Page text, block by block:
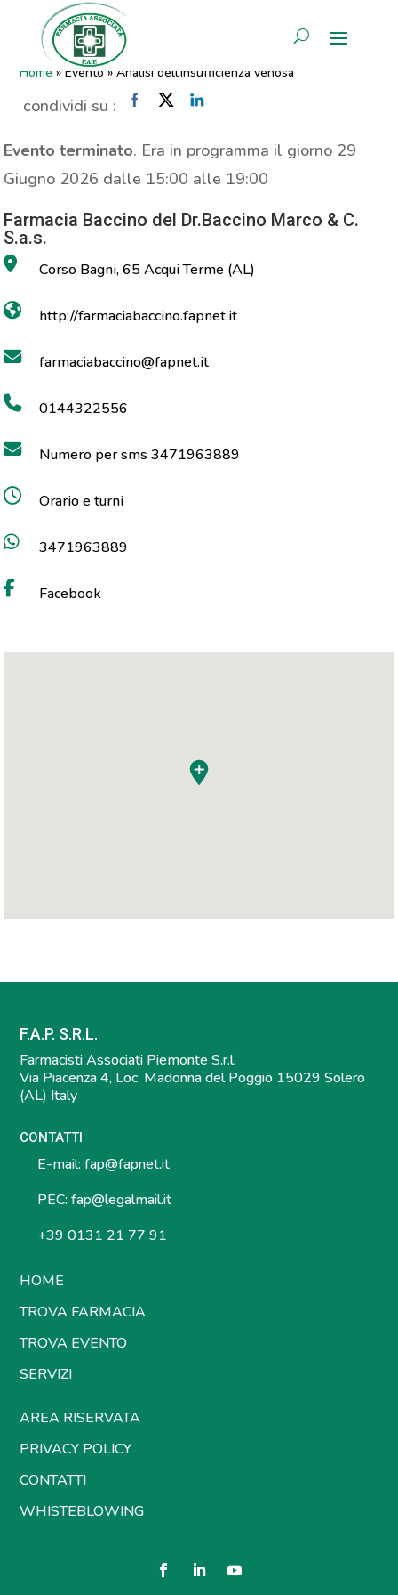
AREA RISERVATA
Analisi dell’insufficienza
venosa
Home »Evento »Analisi dell’insufficienza venosa
condividi su :
Evento terminato. Era in programma il giorno 29
Giugno 2026 dalle 15:00 alle 19:00
Farmacia Baccino del Dr.Baccino Marco & C.
S.a.s.
Corso Bagni, 65 Acqui Terme (AL)
http://farmaciabaccino.fapnet.it
farmaciabaccino@fapnet.it
0144322556
Numero per sms 3471963889
Orario e turni
3471963889
Facebook
F.A.P. S.R.L.
Farmacisti Associati Piemonte S.r.l.
Via Piacenza 4, Loc. Madonna del Poggio 15029 Solero
(AL) Italy
CONTATTI
E-mail: fap@fapnet.it
PEC: fap@legalmail.it
+39 0131 21 77 91
HOME
TROVA FARMACIA
TROVA EVENTO
SERVIZI
AREA RISERVATA
PRIVACY POLICY
CONTATTI
WHISTEBLOWING